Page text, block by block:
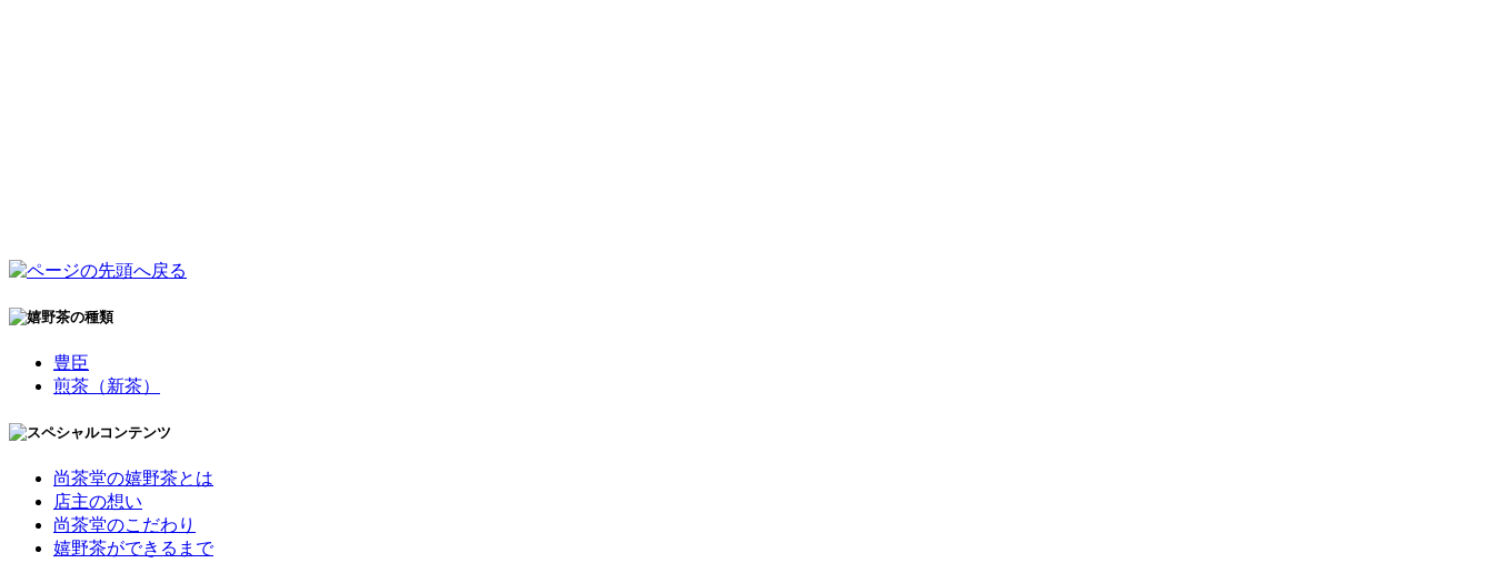
豊臣
煎茶（新茶）
尚茶堂の嬉野茶とは
店主の想い
尚茶堂のこだわり
嬉野茶ができるまで